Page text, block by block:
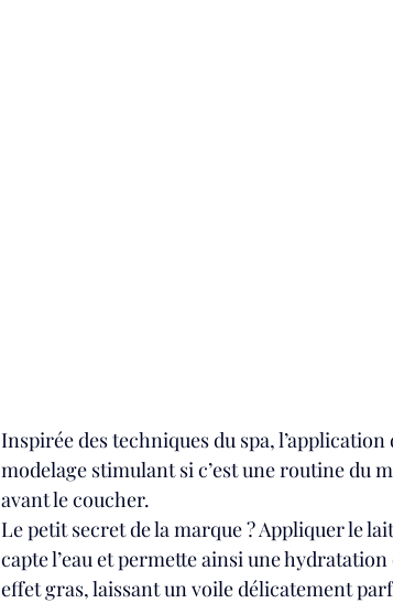
Inspirée des techniques du spa,
modelage stimulant si c’est une routine du
avant le coucher.
Le petit secret de la marque ? Appliquer le
capte l’eau et permette ainsi une
effet gras, laissant un voile délicatement